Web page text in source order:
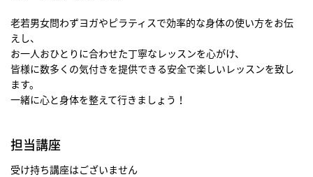
老若男女問わずヨガやピラティスで効率的な身体の使い方をお伝
えし、
お一人おひとりに合わせた丁寧なレッスンを心がけ、
皆様に数多くの気付きを提供できる安全で楽しいレッスンを致し
ます。
一緒に心と身体を整えて行きましょう！
担当講座
受け持ち講座はございません